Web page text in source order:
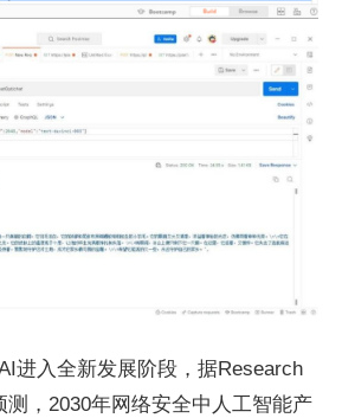
进入全新发展阶段，据Research
测，2030年网络安全中人工智能产